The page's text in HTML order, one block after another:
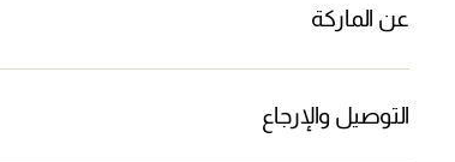
عن الماركة
التوصيل والإرجاع